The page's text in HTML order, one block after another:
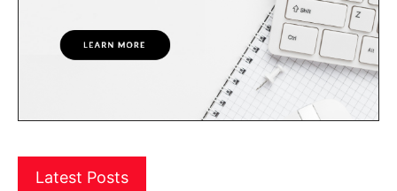
Latest Posts